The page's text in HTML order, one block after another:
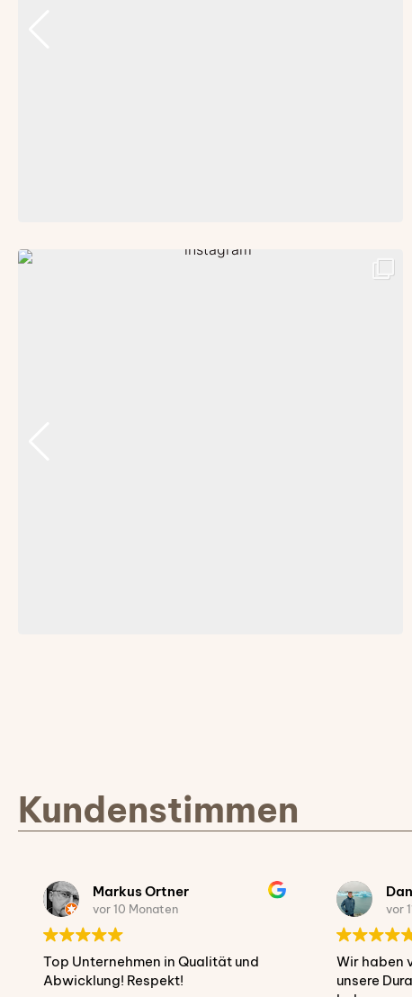
Kundenstimmen
Markus Ortner
vor 10 Monaten
Top Unternehmen in Qualität und
Abwicklung! Respekt!
vor
Wir haben
unsere